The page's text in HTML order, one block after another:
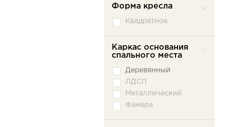
Форма кресла
Квадратное
Каркас основания
спального места
Деревянный
ЛДСП
Металлический
Фанера